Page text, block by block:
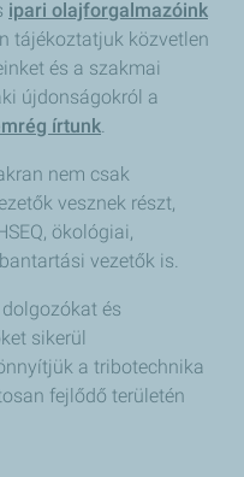
ipari olajforgalmazóink
tájékoztatjuk közvetlen
és a szakmai
újdonságokról a
írtunk.
nem csak
vesznek részt,
ökológiai,
vezetők is.
és
sikerül
a tribotechnika
fejlődő területén